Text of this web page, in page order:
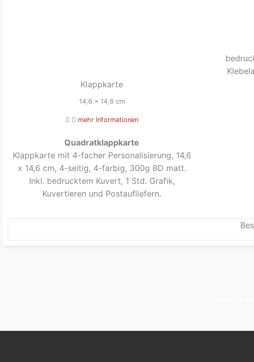
Klappkarte
14,6 x 14,6 cm
mehr Informationen
Quadratklappkarte
Klappkarte mit 4-facher Personalisierung, 14,6
x 14,6 cm, 4-seitig, 4-farbig, 300g BD matt.
Inkl. bedrucktem Kuvert, 1 Std. Grafik,
Kuvertieren und Postaufliefern.